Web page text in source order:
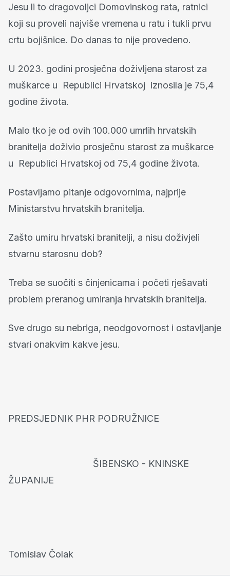
Jesu li to dragovoljci Domovinskog rata, ratnici
koji su proveli najviše vremena u ratu i tukli prvu
crtu bojišnice. Do danas to nije provedeno.
U 2023. godini prosječna doživljena starost za
muškarce u Republici Hrvatskoj iznosila je 75,4
godine života.
Malo tko je od ovih 100.000 umrlih hrvatskih
branitelja doživio prosječnu starost za muškarce
u Republici Hrvatskoj od 75,4 godine života.
Postavljamo pitanje odgovornima, najprije
Ministarstvu hrvatskih branitelja.
Zašto umiru hrvatski branitelji, a nisu doživjeli
stvarnu starosnu dob?
Treba se suočiti s činjenicama i početi rješavati
problem preranog umiranja hrvatskih branitelja.
Sve drugo su nebriga, neodgovornost i ostavljanje
stvari onakvim kakve jesu.
PREDSJEDNIK PHR PODRUŽNICE
ŠIBENSKO - KNINSKE
ŽUPANIJE
Tomislav Čolak